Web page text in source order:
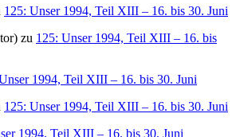
125: Unser 1994, Teil XIII – 16. bis 30. Juni
zu 125: Unser 1994, Teil XIII – 16. bis
1994, Teil XIII – 16. bis 30. Juni
125: Unser 1994, Teil XIII – 16. bis 30. Juni
1994, Teil XIII – 16. bis 30. Juni